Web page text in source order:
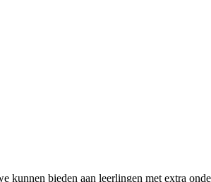
bieden aan leerlingen met extra